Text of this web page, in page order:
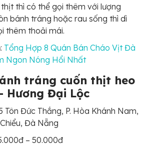
thì có thể gọi thêm với lượng
bánh tráng hoặc rau sống thì dì
thêm thoải mái.
: Tổng Hợp 8 Quán Bán Cháo Vịt Đà
Ngon Nóng Hổi Nhất
tráng cuốn thịt heo
Hương Đại Lộc
Tôn Đức Thắng, P. Hòa Khánh Nam,
Đà Nẵng
– 50.000đ